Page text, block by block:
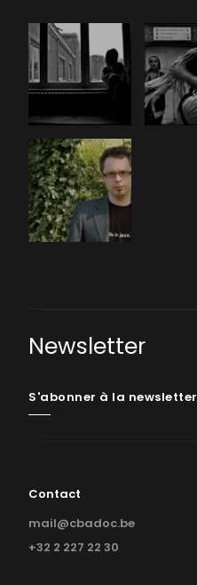
Newsletter
S'abonner à la newsletter
Contact
mail@cbadoc.be
+32 2 227 22 30